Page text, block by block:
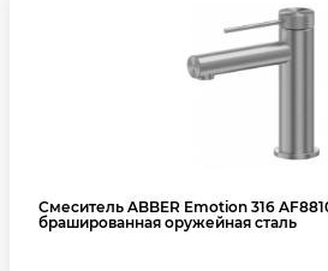
Смеситель ABBER Emotion 316
брашированная оружейная сталь